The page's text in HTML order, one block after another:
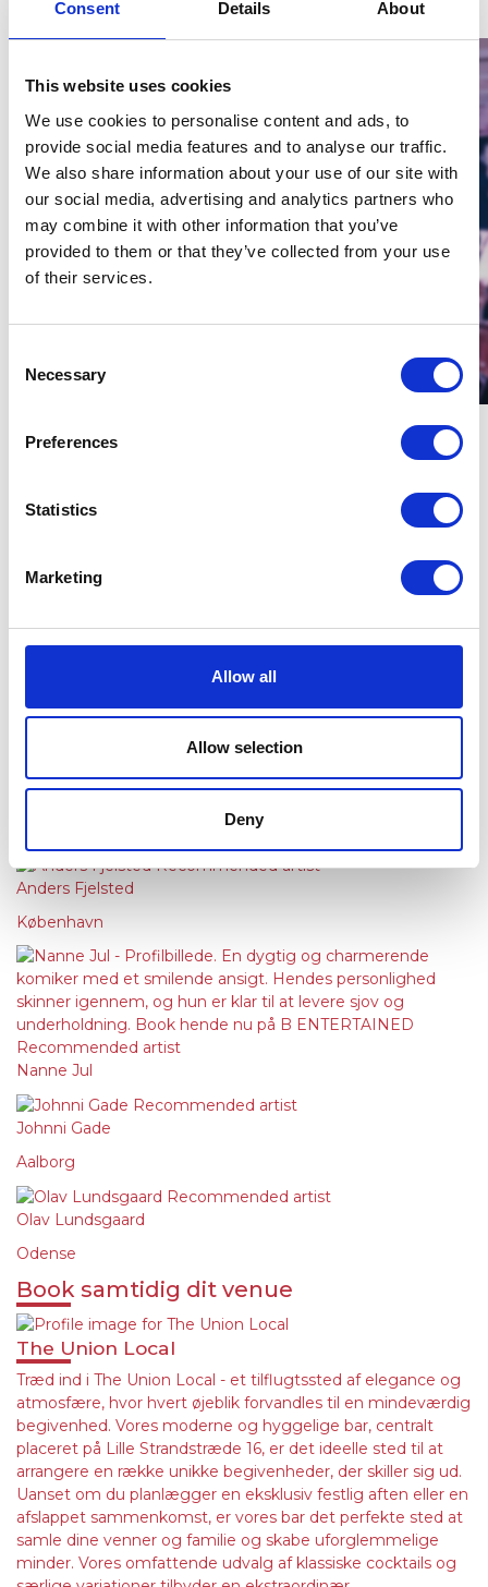
Consent Details About
This website uses cookies
We use cookies to personalise content and ads, to
provide social media features and to analyse our traffic.
We also share information about your use of our site with
our social media, advertising and analytics partners who
may combine it with other information that you’ve
provided to them or that they’ve collected from your use
of their services.
Selection
Necessary
Preferences
Statistics
Marketing
Allow all
Allow selection
Deny
Michael Hamilton
Roxorloops & Jasmin
Fransk Dolkeparti
Danny Kool
Anders Fjelsted
København
Nanne Jul
Johnni Gade
Aalborg
Olav Lundsgaard
Odense
Book samtidig dit venue
The Union Local
Træd ind i The Union Local - et tilflugtssted af elegance og
atmosfære, hvor hvert øjeblik forvandles til en mindeværdig
begivenhed. Vores moderne og hyggelige bar, centralt
placeret på Lille Strandstræde 16, er det ideelle sted til at
arrangere en række unikke begivenheder, der skiller sig ud.
Uanset om du planlægger en eksklusiv festlig aften eller en
afslappet sammenkomst, er vores bar det perfekte sted at
samle dine venner og familie og skabe uforglemmelige
minder. Vores omfattende udvalg af klassiske cocktails og